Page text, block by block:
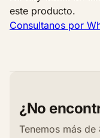
este producto.
Consultanos por
¿No
Tenemos más